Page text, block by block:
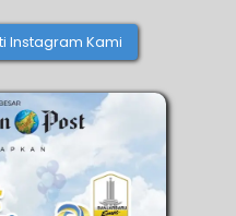
Instagram Kami